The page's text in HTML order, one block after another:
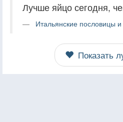
Лучше яйцо сегодня,
Итальянские пословицы
Показать